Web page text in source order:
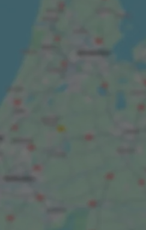
waarmee de bergzolder
is gelegen aan de achterzijde
de gehele lengte en breedte van de
gelegen, perfect onderhouden
vaste plantenborders, een
een aangrenzende berging v.v.
de tuin. De zij- en voortuin zijn al
met gazon, plantenborders en
door een plantenhaag en er is